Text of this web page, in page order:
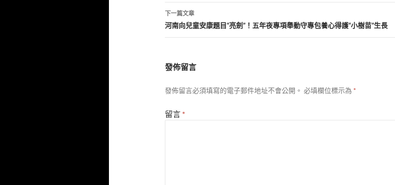
導
覽
下一篇文章
河南向兒童安康題目“亮劍”！五年夜專項舉動守專包養心得護“小樹苗”生長
發佈留言
發佈留言必須填寫的電子郵件地址不會公開。 必填欄位標示為 *
留言 *